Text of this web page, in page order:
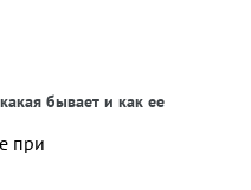
бывает и как ее